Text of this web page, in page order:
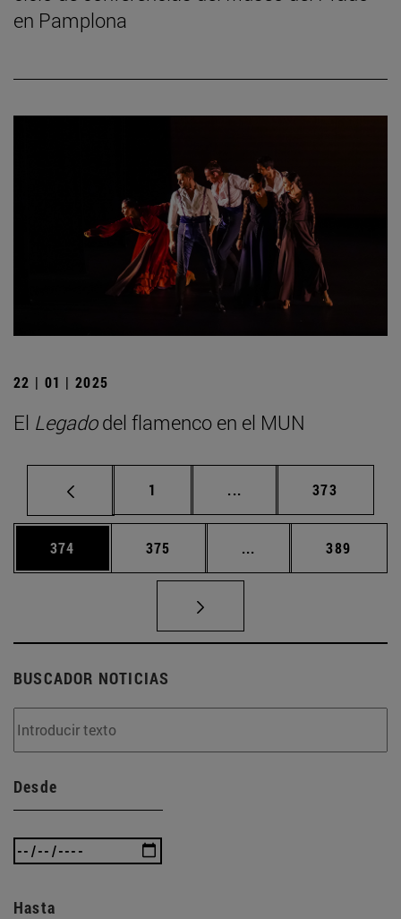
en Pamplona
22 | 01 | 2025
El Legadodel flamenco en el MUN
Página
1 ... Páginas intermedias
Página
373
Página
374 Página
375 ... Páginas intermedias
Página
389
BUSCADOR NOTICIAS
Desde
Hasta